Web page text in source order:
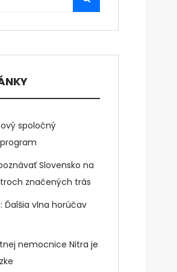
spoločný
Slovensko na
značených trás
Ďalšia vlna horúčav
nemocnice Nitra je